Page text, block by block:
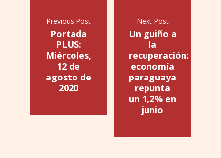
Previous Post
Portada
PLUS:
Miércoles,
12 de
agosto de
2020
Next Post
Un guiño a
la
recuperación:
economía
paraguaya
repunta
un 1,2% en
junio